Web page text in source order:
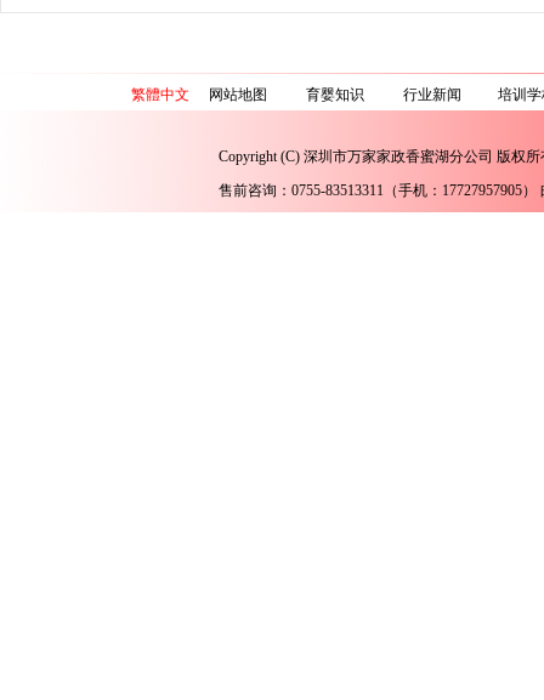
繁體中文 网站地图
Copyright (C) 深圳市万家家政香蜜湖分公司 版权
售前咨询：0755-83513311（手机：17727957905
育婴知识 行业新闻 培训